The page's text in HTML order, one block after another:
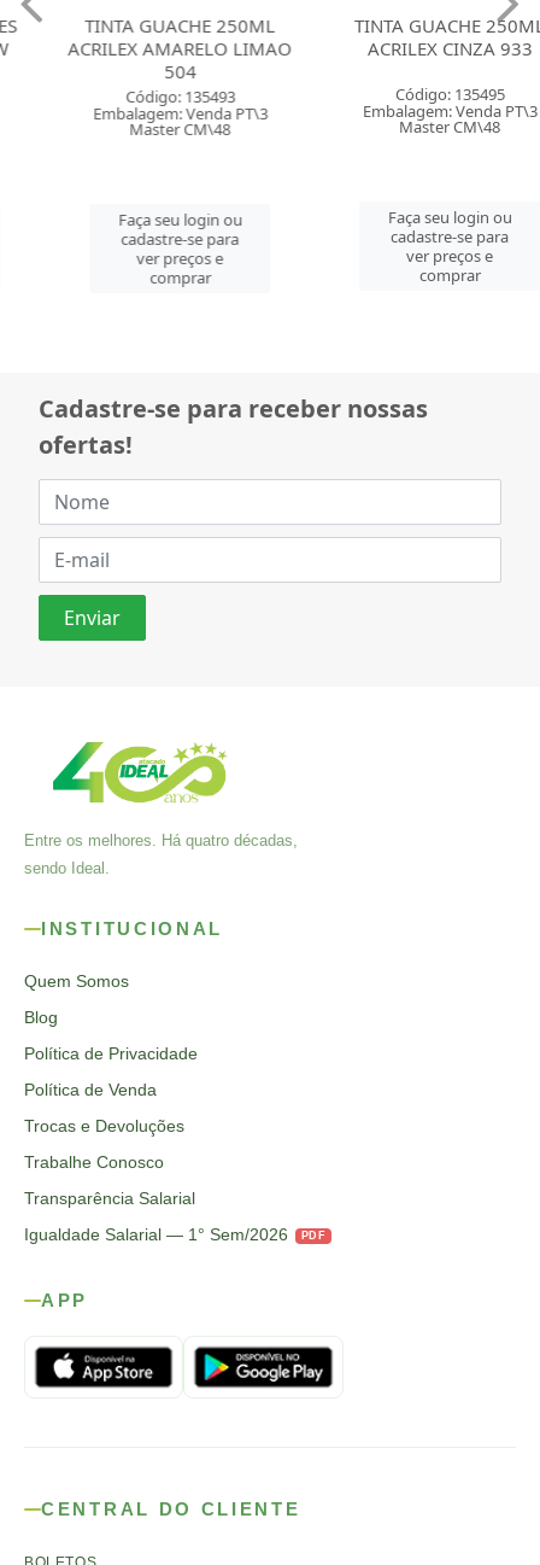
TINTA GUACHE 250ML
ACRILEX AMARELO LIMAO
Código: 135493
Embalagem: Venda PT\3
Master CM\48
Faça seu login ou
cadastre-se para
ver preços e
comprar
TINTA GUACHE 250ML
ACRILEX CINZA 933
Código: 135495
Embalagem: Venda PT\3
Master CM\48
Faça seu login ou
cadastre-se para
ver preços e
comprar
Cadastre-se para receber nossas
ofertas!
Entre os melhores. Há quatro décadas,
sendo Ideal.
INSTITUCIONAL
Quem Somos
Blog
Política de Privacidade
Política de Venda
Trocas e Devoluções
Trabalhe Conosco
Transparência Salarial
Igualdade Salarial — 1° Sem/2026
PDF
APP
CENTRAL DO CLIENTE